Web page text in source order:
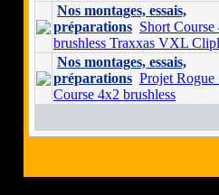
Nos montages, essais,
préparations Short Course
brushless Traxxas VXL
Nos montages, essais,
préparations Projet Rogue
Course 4x2 brushless